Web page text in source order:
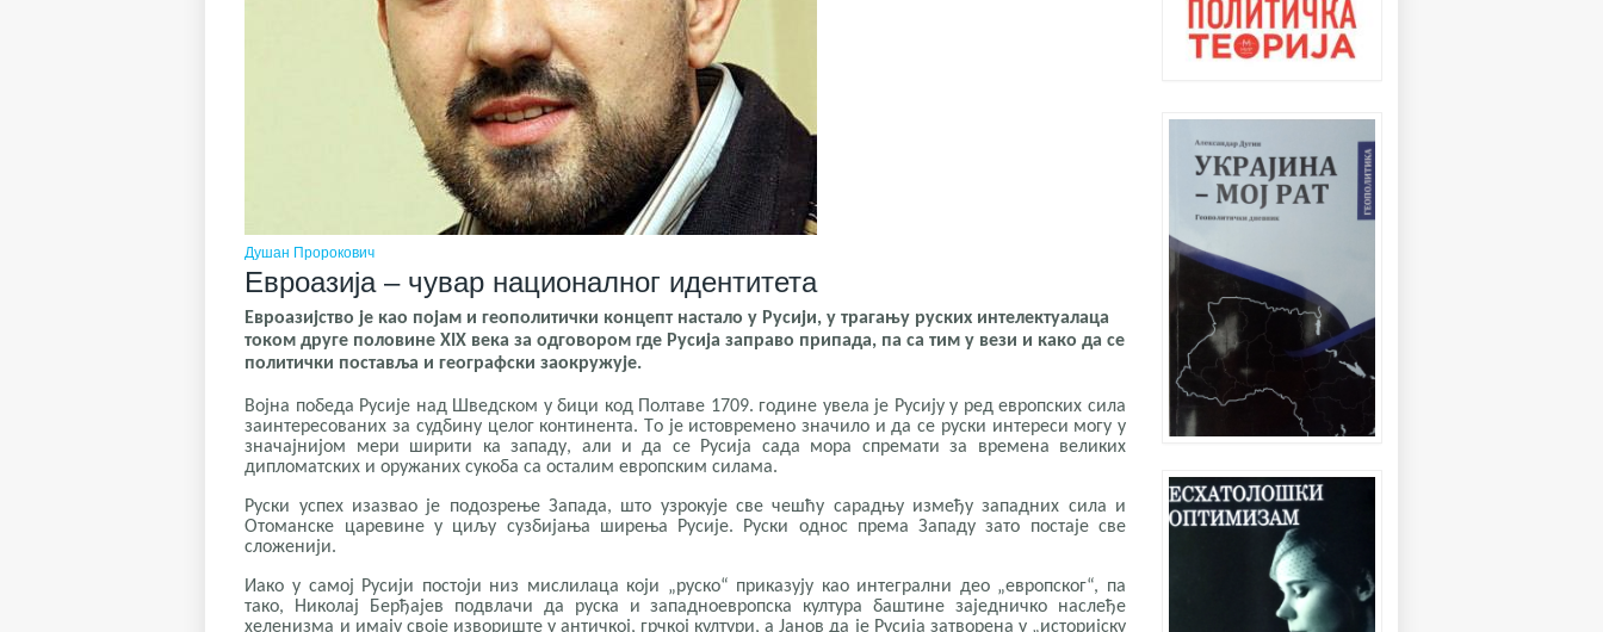
Душан Пророкович
Евроазија – чувар националног идентитета
Евроазијство је као појам и геополитички концепт настало у Русији, у трагању руских интелектуалаца
током друге половине ХIX века за одговором где Русија заправо припада, па са тим у вези и како да се
политички поставља и географски заокружује.
Војна победа Русије над Шведском у бици код Полтаве 1709. године увела је Русију у ред европских сила
заинтересованих за судбину целог континентa. Tо је истовремено значило и да се руски интереси могу у
значајнијом мери ширити ка западу, али и да се Русија сада мора спремати за времена великих
дипломатских и оружаних сукоба са осталим европским силама.
Руски успех изазвао је подозрење Запада, што узрокује све чешћу сарадњу између западних сила и
Отоманске царевине у циљу сузбијања ширења Русије. Руски однос према Западу зато постаје све
сложенији.
Иако у самој Русији постоји низ мислилаца који „руско“ приказују као интегрални део „европског“, па
тако, Николај Берђајев подвлачи да руска и западноевропска култура баштине заједничко наслеђе
хеленизма и имају своје извориште у античкој, грчкој култури, а Јанов да је Русија затворена у „историјску